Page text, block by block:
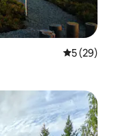
5 af 5 í
5 (29)